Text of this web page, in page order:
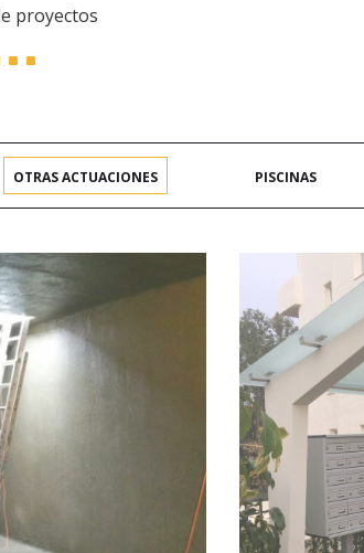
proyectos
OTRAS ACTUACIONES PISCINAS